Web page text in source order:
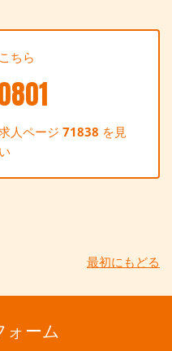
ちら
人ページ71838 を見
最初にもどる
ォーム